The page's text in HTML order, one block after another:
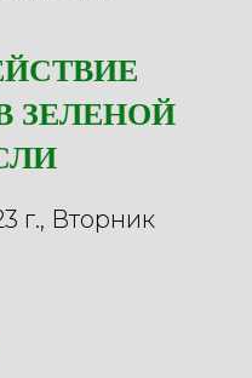
ЗЕЛЕНОЙ
г., Вторник